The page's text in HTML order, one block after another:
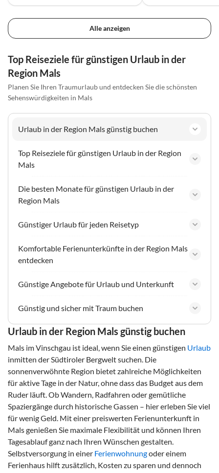
Alle anzeigen
Top Reiseziele für günstigen Urlaub in der
Region Mals
Planen Sie Ihren Traumurlaub und entdecken Sie die schönsten
Sehenswürdigkeiten in Mals
Urlaub in der Region Mals günstig buchen
Top Reiseziele für günstigen Urlaub in der Region
Mals
Die besten Monate für günstigen Urlaub in der
Region Mals
Günstiger Urlaub für jeden Reisetyp
Komfortable Ferienunterkünfte in der Region Mals
entdecken
Günstige Angebote für Urlaub und Unterkunft
Günstig und sicher mit Traum buchen
Urlaub in der Region Mals günstig buchen
Mals im Vinschgau ist ideal, wenn Sie einen günstigen Urlaub
inmitten der Südtiroler Bergwelt suchen. Die
sonnenverwöhnte Region bietet zahlreiche Möglichkeiten
für aktive Tage in der Natur, ohne dass das Budget aus dem
Ruder läuft. Ob Wandern, Radfahren oder gemütliche
Spaziergänge durch historische Gassen – hier erleben Sie viel
für wenig Geld. Mit einer preiswerten Ferienunterkunft in
Mals genießen Sie maximale Flexibilität und können Ihren
Tagesablauf ganz nach Ihren Wünschen gestalten.
Selbstversorgung in einer Ferienwohnungoder einem
Ferienhaus hilft zusätzlich, Kosten zu sparen und dennoch